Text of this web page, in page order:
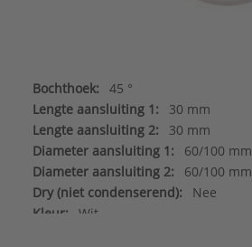
Bochthoek:
45 °
Lengte aansluiting 1:
30 mm
Lengte aansluiting 2:
30 mm
Diameter aansluiting 1:
60/100 mm
Diameter aansluiting 2:
60/100 mm
Dry (niet condenserend):
Nee
Kleur:
Wit